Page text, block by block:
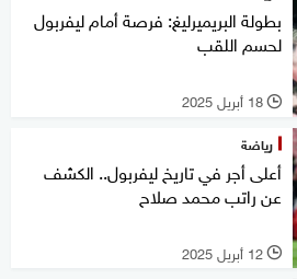
بطولة البريميرليغ: فرصة أمام ليفربول
لحسم اللقب
l 18 أبريل 2025
رياضة
أعلى أجر في تاريخ ليفربول.. الكشف
عن راتب محمد صلاح
l 12 أبريل 2025